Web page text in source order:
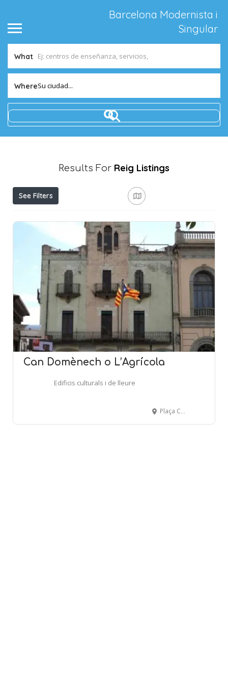
Barcelona Modernista i
Singular
What
WhereSu ciudad...
Results For Reig Listings
See Filters
Can Domènech o L’Agrícola
Edificis culturals i de lleure
Plaça Catalunya, 5 - LLAGOSTERA